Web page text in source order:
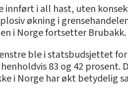
innført i all hast, uten
økning i
i Norge fortsetter Brubakk.
ble i statsbudsjettet
83 og 42
i Norge har økt betydelig